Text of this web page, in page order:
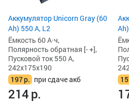
Аккумулятор Unicorn Gray (60
Ah) 550 А, L2
Ёмкость 60 А·ч,
Полярность обратная [- +],
Пусковой ток 550 А,
242x175x190
197р. при сдаче акб
214р.